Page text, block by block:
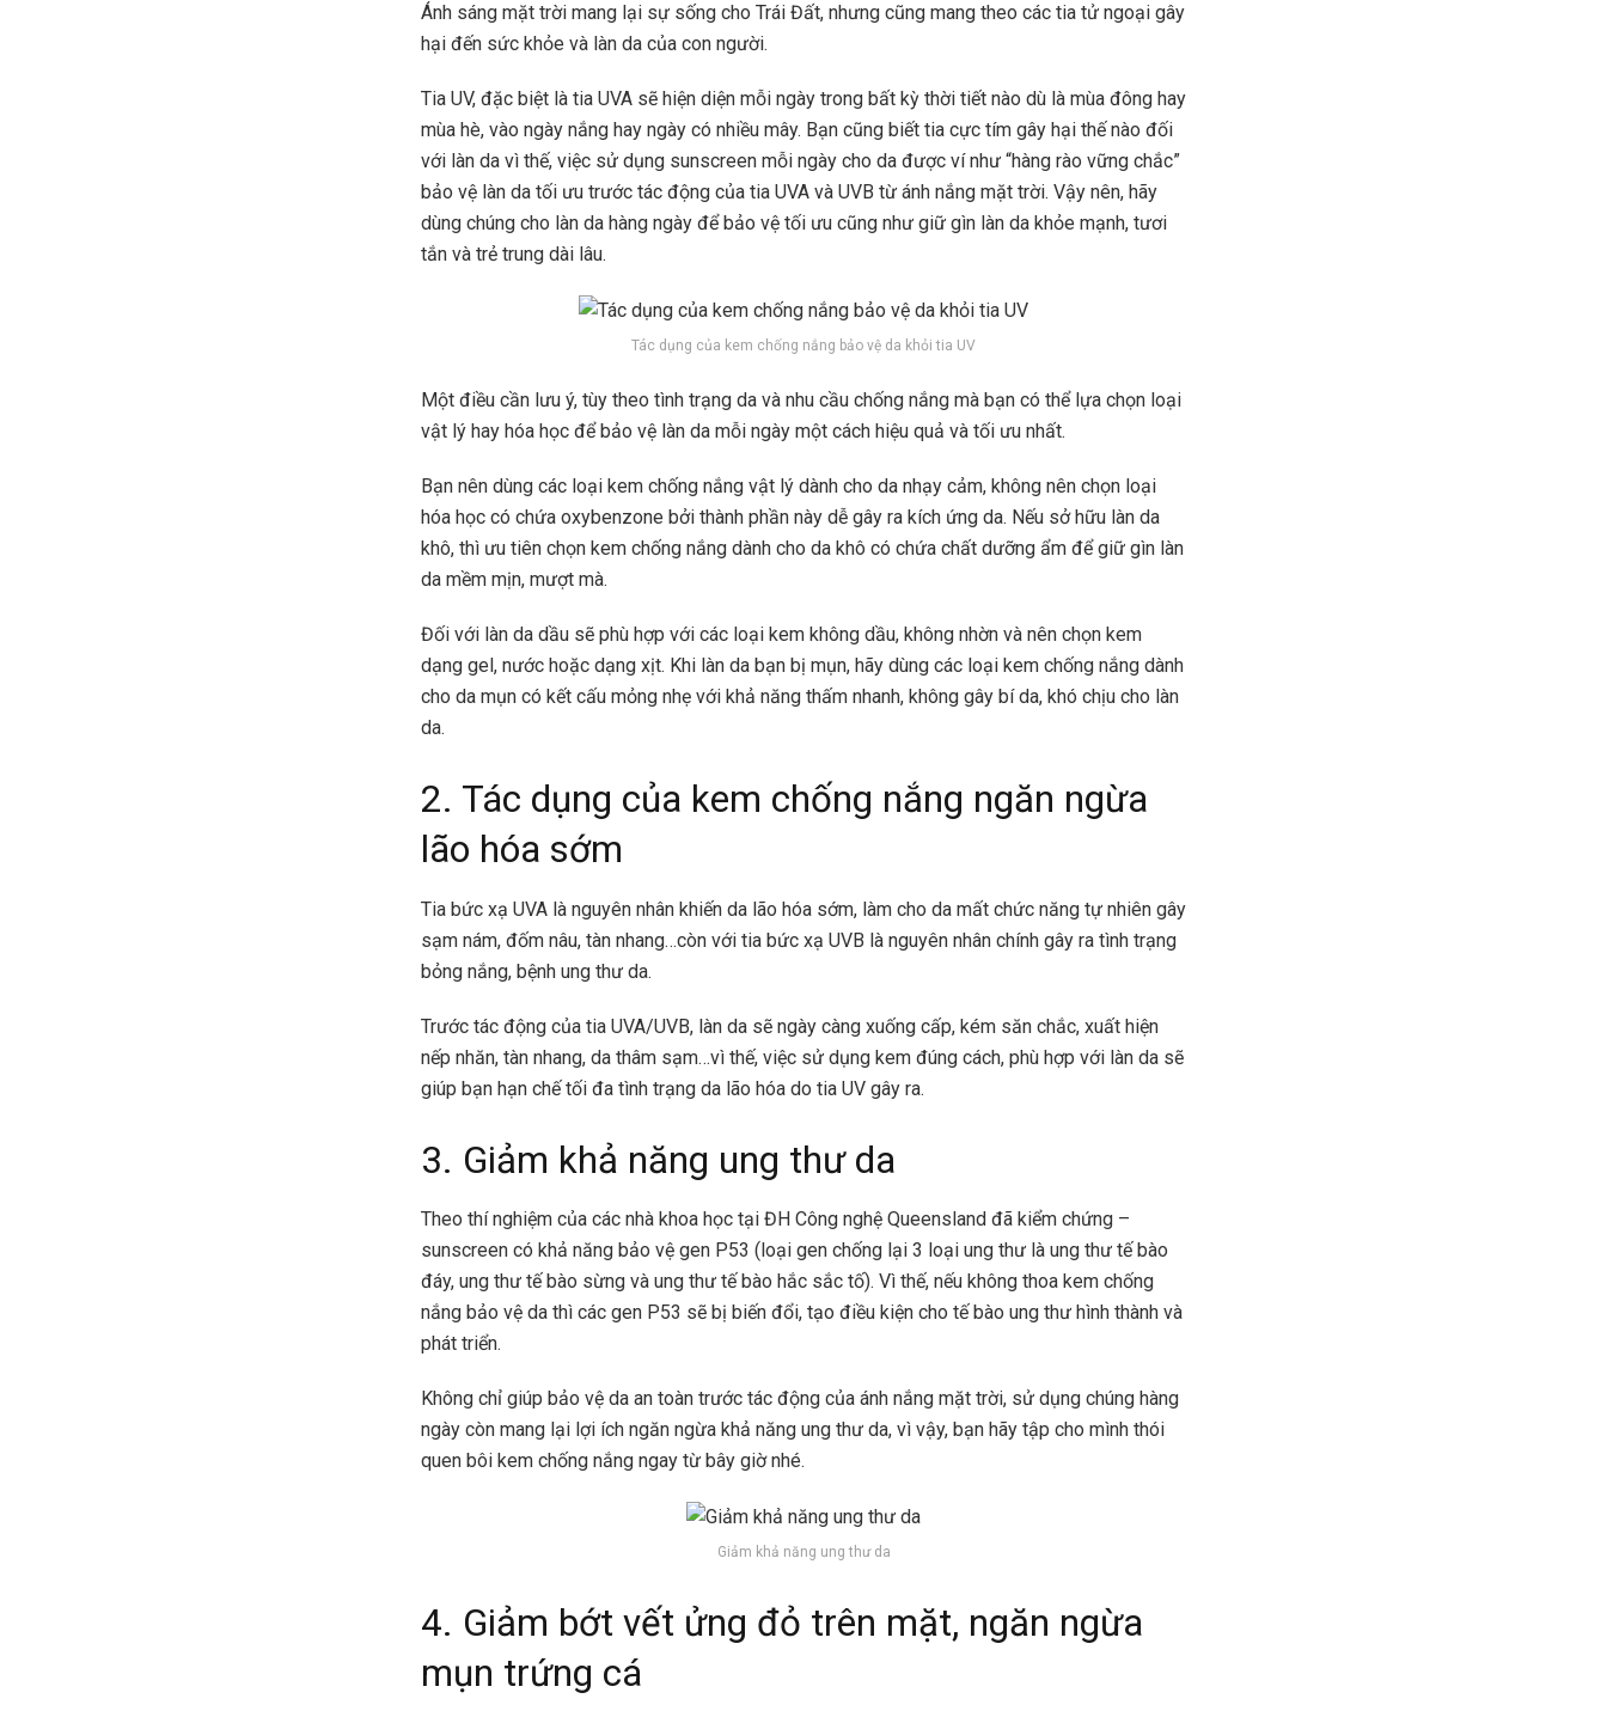
Ánh sáng mặt trời mang lại sự sống cho Trái Đất, nhưng cũng mang theo các tia tử ngoại gây
hại đến sức khỏe và làn da của con người.
Tia UV, đặc biệt là tia UVA sẽ hiện diện mỗi ngày trong bất kỳ thời tiết nào dù là mùa đông hay
mùa hè, vào ngày nắng hay ngày có nhiều mây. Bạn cũng biết tia cực tím gây hại thế nào đối
với làn da vì thế, việc sử dụng sunscreen mỗi ngày cho da được ví như “hàng rào vững chắc”
bảo vệ làn da tối ưu trước tác động của tia UVA và UVB từ ánh nắng mặt trời. Vậy nên, hãy
dùng chúng cho làn da hàng ngày để bảo vệ tối ưu cũng như giữ gìn làn da khỏe mạnh, tươi
tắn và trẻ trung dài lâu.
Tác dụng của kem chống nắng bảo vệ da khỏi tia UV
Một điều cần lưu ý, tùy theo tình trạng da và nhu cầu chống nắng mà bạn có thể lựa chọn loại
vật lý hay hóa học để bảo vệ làn da mỗi ngày một cách hiệu quả và tối ưu nhất.
Bạn nên dùng các loại kem chống nắng vật lý dành cho da nhạy cảm, không nên chọn loại
hóa học có chứa oxybenzone bởi thành phần này dễ gây ra kích ứng da. Nếu sở hữu làn da
khô, thì ưu tiên chọn kem chống nắng dành cho da khô có chứa chất dưỡng ẩm để giữ gìn làn
da mềm mịn, mượt mà.
Đối với làn da dầu sẽ phù hợp với các loại kem không dầu, không nhờn và nên chọn kem
dạng gel, nước hoặc dạng xịt. Khi làn da bạn bị mụn, hãy dùng các loại kem chống nắng dành
cho da mụn có kết cấu mỏng nhẹ với khả năng thấm nhanh, không gây bí da, khó chịu cho làn
da.
2. Tác dụng của kem chống nắng ngăn ngừa
lão hóa sớm
Tia bức xạ UVA là nguyên nhân khiến da lão hóa sớm, làm cho da mất chức năng tự nhiên gây
sạm nám, đốm nâu, tàn nhang…còn với tia bức xạ UVB là nguyên nhân chính gây ra tình trạng
bỏng nắng, bệnh ung thư da.
Trước tác động của tia UVA/UVB, làn da sẽ ngày càng xuống cấp, kém săn chắc, xuất hiện
nếp nhăn, tàn nhang, da thâm sạm…vì thế, việc sử dụng kem đúng cách, phù hợp với làn da sẽ
giúp bạn hạn chế tối đa tình trạng da lão hóa do tia UV gây ra.
3. Giảm khả năng ung thư da
Theo thí nghiệm của các nhà khoa học tại ĐH Công nghệ Queensland đã kiểm chứng –
sunscreen có khả năng bảo vệ gen P53 (loại gen chống lại 3 loại ung thư là ung thư tế bào
đáy, ung thư tế bào sừng và ung thư tế bào hắc sắc tố). Vì thế, nếu không thoa kem chống
nắng bảo vệ da thì các gen P53 sẽ bị biến đổi, tạo điều kiện cho tế bào ung thư hình thành và
phát triển.
Không chỉ giúp bảo vệ da an toàn trước tác động của ánh nắng mặt trời, sử dụng chúng hàng
ngày còn mang lại lợi ích ngăn ngừa khả năng ung thư da, vì vậy, bạn hãy tập cho mình thói
quen bôi kem chống nắng ngay từ bây giờ nhé.
Giảm khả năng ung thư da
4. Giảm bớt vết ửng đỏ trên mặt, ngăn ngừa
mụn trứng cá